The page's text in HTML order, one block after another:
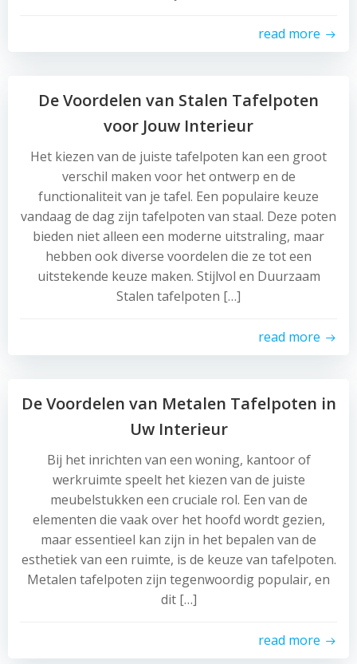
read more
De Voordelen van Stalen Tafelpoten
voor Jouw Interieur
Het kiezen van de juiste tafelpoten kan een groot
verschil maken voor het ontwerp en de
functionaliteit van je tafel. Een populaire keuze
vandaag de dag zijn tafelpoten van staal. Deze poten
bieden niet alleen een moderne uitstraling, maar
hebben ook diverse voordelen die ze tot een
uitstekende keuze maken. Stijlvol en Duurzaam
Stalen tafelpoten […]
read more
De Voordelen van Metalen Tafelpoten in
Uw Interieur
Bij het inrichten van een woning, kantoor of
werkruimte speelt het kiezen van de juiste
meubelstukken een cruciale rol. Een van de
elementen die vaak over het hoofd wordt gezien,
maar essentieel kan zijn in het bepalen van de
esthetiek van een ruimte, is de keuze van tafelpoten.
Metalen tafelpoten zijn tegenwoordig populair, en
dit […]
read more